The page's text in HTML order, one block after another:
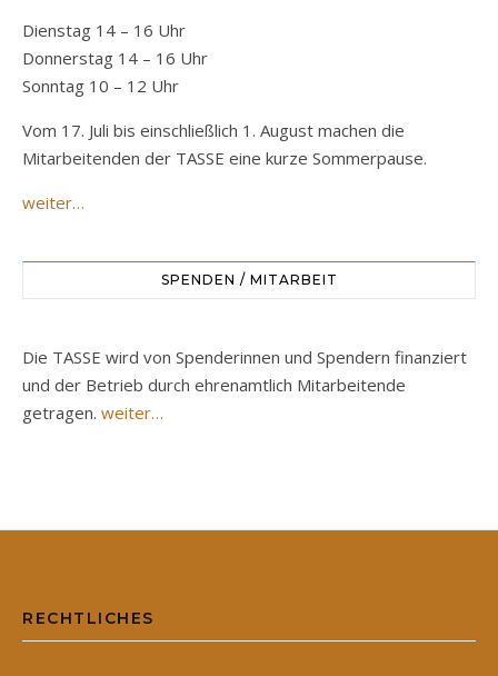
Dienstag 14 – 16 Uhr
Donnerstag 14 – 16 Uhr
Sonntag 10 – 12 Uhr
Vom 17. Juli bis einschließlich 1. August machen die
Mitarbeitenden der TASSE eine kurze Sommerpause.
weiter…
SPENDEN / MITARBEIT
Die TASSE wird von Spenderinnen und Spendern finanziert
und der Betrieb durch ehrenamtlich Mitarbeitende
getragen. weiter…
RECHTLICHES